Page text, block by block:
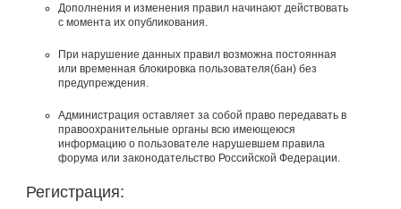
Дополнения и изменения правил начинают действовать
с момента их опубликования.
При нарушение данных правил возможна постоянная
или временная блокировка пользователя(бан) без
предупреждения.
Администрация оставляет за собой право передавать в
правоохранительные органы всю имеющеюся
информацию о пользователе нарушевшем правила
форума или законодательство Российской Федерации.
Регистрация: